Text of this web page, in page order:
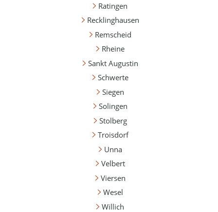
Ratingen
Recklinghausen
Remscheid
Rheine
Sankt Augustin
Schwerte
Siegen
Solingen
Stolberg
Troisdorf
Unna
Velbert
Viersen
Wesel
Willich